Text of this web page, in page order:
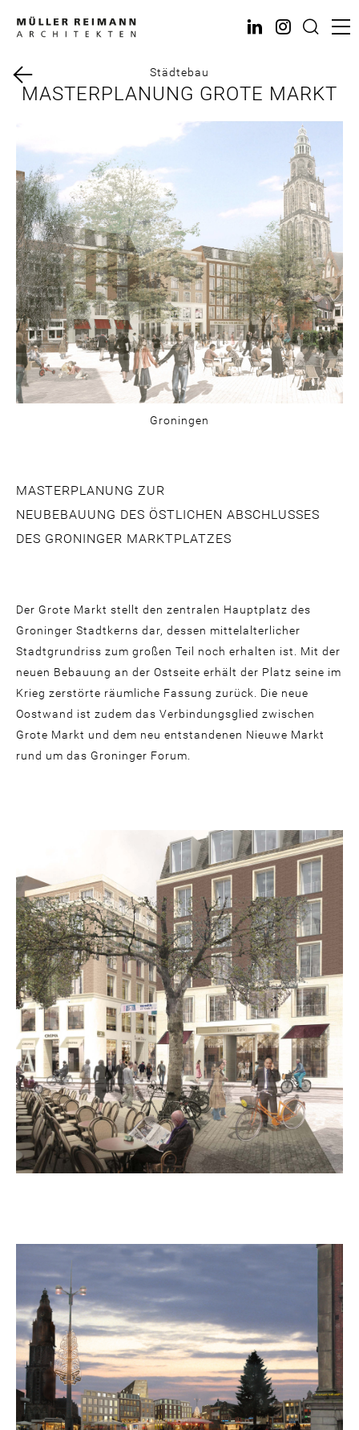
zum
Städtebau
MASTERPLANUNG GROTE MARKT
Groningen
MASTERPLANUNG ZUR
NEUBEBAUUNG DES ÖSTLICHEN ABSCHLUSSES
DES GRONINGER MARKTPLATZES
Der Grote Markt stellt den zentralen Hauptplatz des
Groninger Stadtkerns dar, dessen mittelalterlicher
Stadtgrundriss zum großen Teil noch erhalten ist. Mit der
neuen Bebauung an der Ostseite erhält der Platz seine im
Krieg zerstörte räumliche Fassung zurück. Die neue
Oostwand ist zudem das Verbindungsglied zwischen
Grote Markt und dem neu entstandenen Nieuwe Markt
rund um das Groninger Forum.